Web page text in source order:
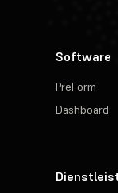
Software
PreForm
Dashboard